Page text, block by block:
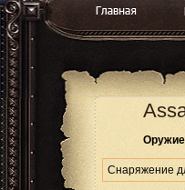
Снаряжение